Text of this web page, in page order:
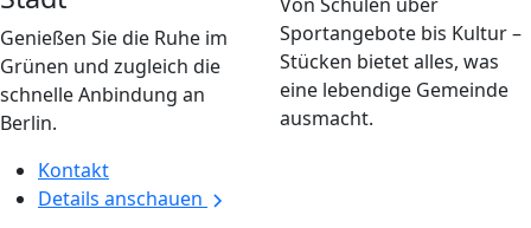
Genießen Sie die Ruhe im
Grünen und zugleich die
schnelle Anbindung an
Berlin.
Sportangebote bis Kultur –
Stücken bietet alles, was
eine lebendige Gemeinde
ausmacht.
Kontakt
Details anschauen